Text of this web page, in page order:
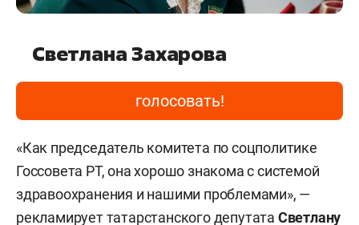
Светлана Захарова
голосовать!
«Как председатель комитета по соцполитике
Госсовета РТ, она хорошо знакома с системой
здравоохранения и нашими проблемами», —
рекламирует татарстанского депутата Светлану